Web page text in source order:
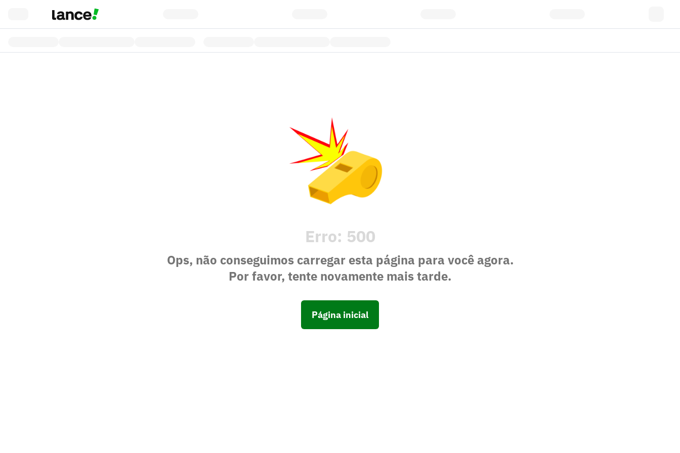
Erro: 500
Ops, não conseguimos carregar esta página para você agora.
Por favor, tente novamente mais tarde.
Página inicial